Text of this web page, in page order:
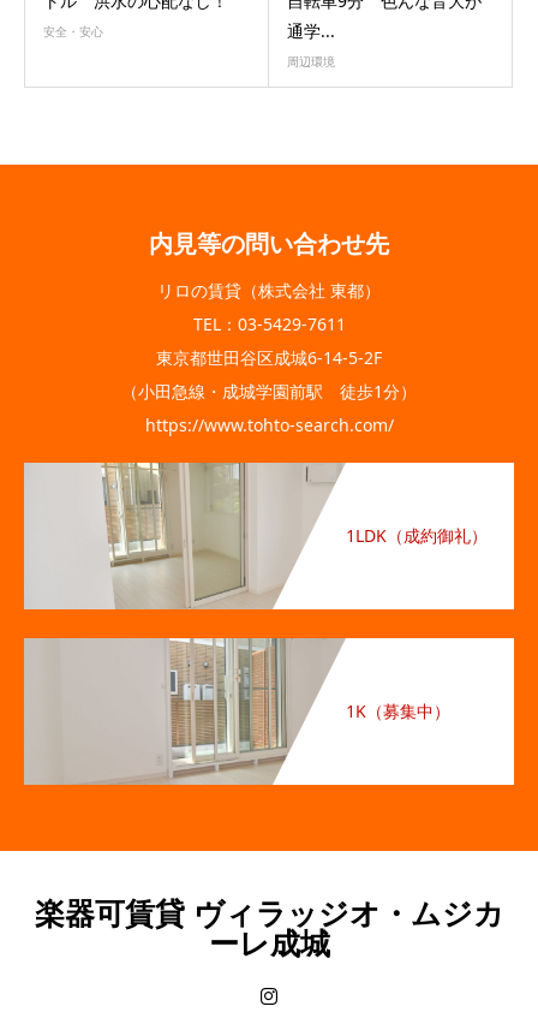
安全・安心
通学...
周辺環境
内見等の問い合わせ先
リロの賃貸（株式会社 東都）
TEL：03-5429-7611
東京都世田谷区成城6-14-5-2F
（小田急線・成城学園前駅 徒歩1分）
https://www.tohto-search.com/
1LDK（成約御礼）
1K（募集中）
楽器可賃貸 ヴィラッジオ・ムジカ
ーレ成城